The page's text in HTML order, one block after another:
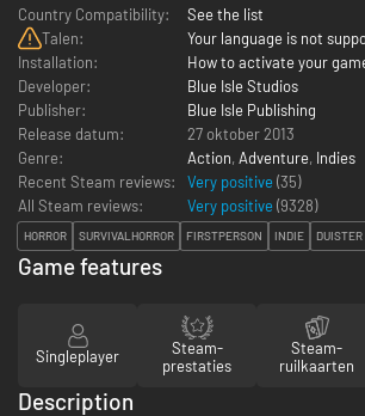
Country Compatibility:
See the list
Talen:
Your language is not
Installation:
How to activate your
Developer:
Blue Isle Studios
Publisher:
Blue Isle Publishing
Release datum:
27 oktober 2013
Genre:
Action, Adventure, Indies
Recent Steam reviews:
Very positive (35)
All Steam reviews:
Very positive (9328)
HORROR SURVIVALHORROR FIRSTPERSON INDIE DUISTER
Game features
Singleplayer
Steam-
prestaties
Steam-
ruilkaarten
Description